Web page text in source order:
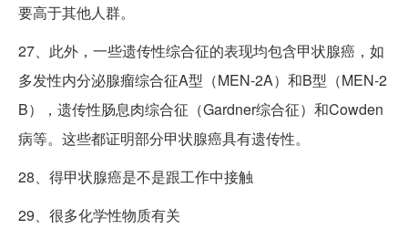
要高于其他人群。
27、此外，一些遗传性综合征的表现均包含甲状腺癌，如
多发性内分泌腺瘤综合征A型（MEN-2A）和B型（MEN-2
B），遗传性肠息肉综合征（Gardner综合征）和Cowden
病等。这些都证明部分甲状腺癌具有遗传性。
28、得甲状腺癌是不是跟工作中接触
29、很多化学性物质有关